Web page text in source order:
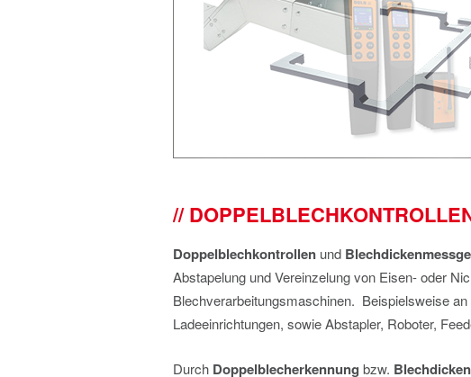
Doppelblechkontrollen und
Abstapelung und Vereinzelung von Eisen- oder
Blechverarbeitungsmaschinen. Beispielsweise
Ladeeinrichtungen, sowie Abstapler, Roboter,
Durch Doppelblecherkennung bzw.